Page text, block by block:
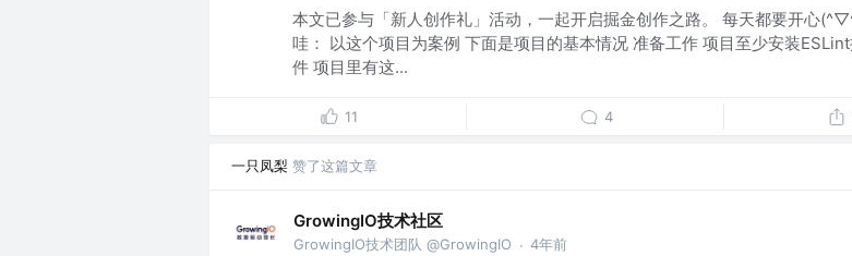
本文已参与「新人创作礼」活动，一起开启掘金创作之路。 每天都要开心
哇： 以这个项目为案例 下面是项目的基本情况 准备工作 项目至少安装
件 项目里有这...
11 4
一只凤梨 赞了这篇文章
GrowingIO技术社区
GrowingIO技术团队 @GrowingIO · 4年前